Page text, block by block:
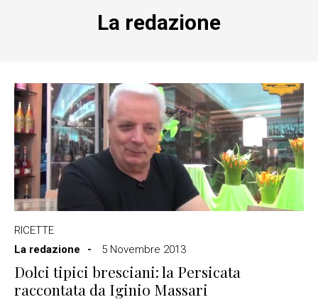
La redazione
RICETTE
La redazione
5 Novembre 2013
Dolci tipici bresciani: la Persicata
raccontata da Iginio Massari